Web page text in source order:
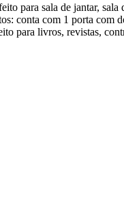
para sala de jantar, sala
conta com 1 porta com
para livros, revistas,